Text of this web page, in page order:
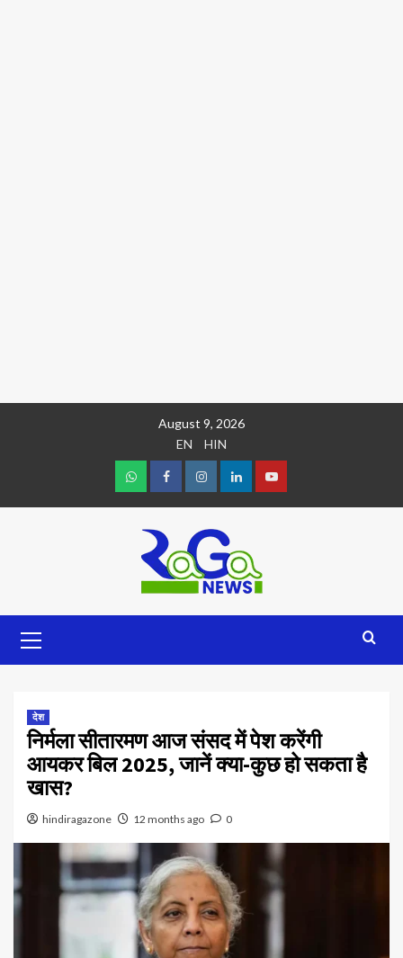
August 9, 2026
EN
HIN
देश
निर्मला सीतारमण आज संसद में पेश करेंगी
आयकर बिल 2025, जानें क्या-कुछ हो सकता है
खास?
hindiragazone 12 months ago 0